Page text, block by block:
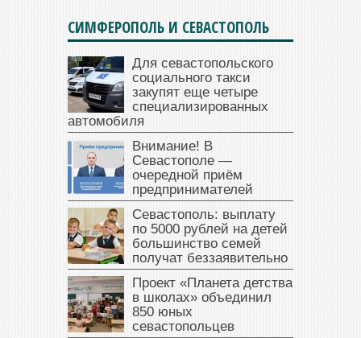
СИМФЕРОПОЛЬ И СЕВАСТОПОЛЬ
Для севастопольского
социального такси
закупят еще четыре
специализированных
автомобиля
Внимание! В
Севастополе —
очередной приём
предпринимателей
Севастополь: выплату
по 5000 рублей на детей
большинство семей
получат беззаявительно
Проект «Планета детства
в школах» объединил
850 юных
севастопольцев